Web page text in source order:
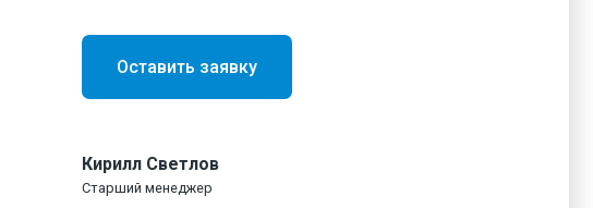
Оставить заявку
Кирилл Светлов
Старший менеджер